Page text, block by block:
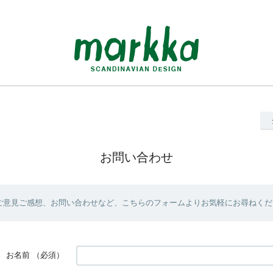
お問い合わせ
見ご感想、お問い合わせなど、こちらのフォームよりお気軽にお尋ねくだ
お名前 （必須）